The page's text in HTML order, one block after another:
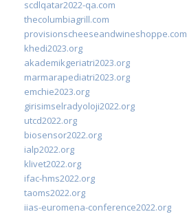
scdlqatar2022-qa.com
thecolumbiagrill.com
provisionscheeseandwineshoppe.com
khedi2023.org
akademikgeriatri2023.org
marmarapediatri2023.org
emchie2023.org
girisimselradyoloji2022.org
utcd2022.org
biosensor2022.org
ialp2022.org
klivet2022.org
ifac-hms2022.org
taoms2022.org
iias-euromena-conference2022.org